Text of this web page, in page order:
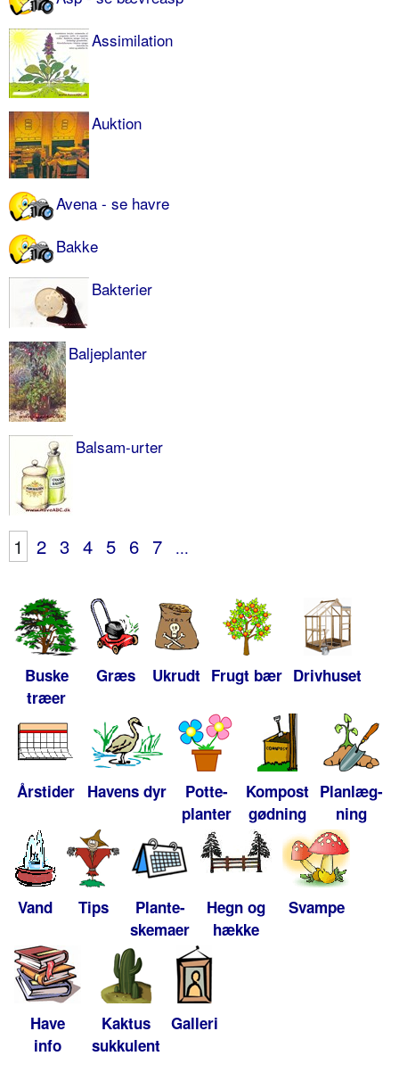
Assimilation
Auktion
Avena - se havre
Bakke
Bakterier
Baljeplanter
Balsam-urter
1 2 3 4 5 6 7 ...
Buske
træer
Græs Ukrudt Frugt bær Drivhuset
Årstider Havens dyr
Potte-
planter
Kompost
gødning
Planlæg-
ning
Vand Tips
Plante-
skemaer
Hegn og
hække
Svampe
Have
info
Kaktus
sukkulent
Galleri